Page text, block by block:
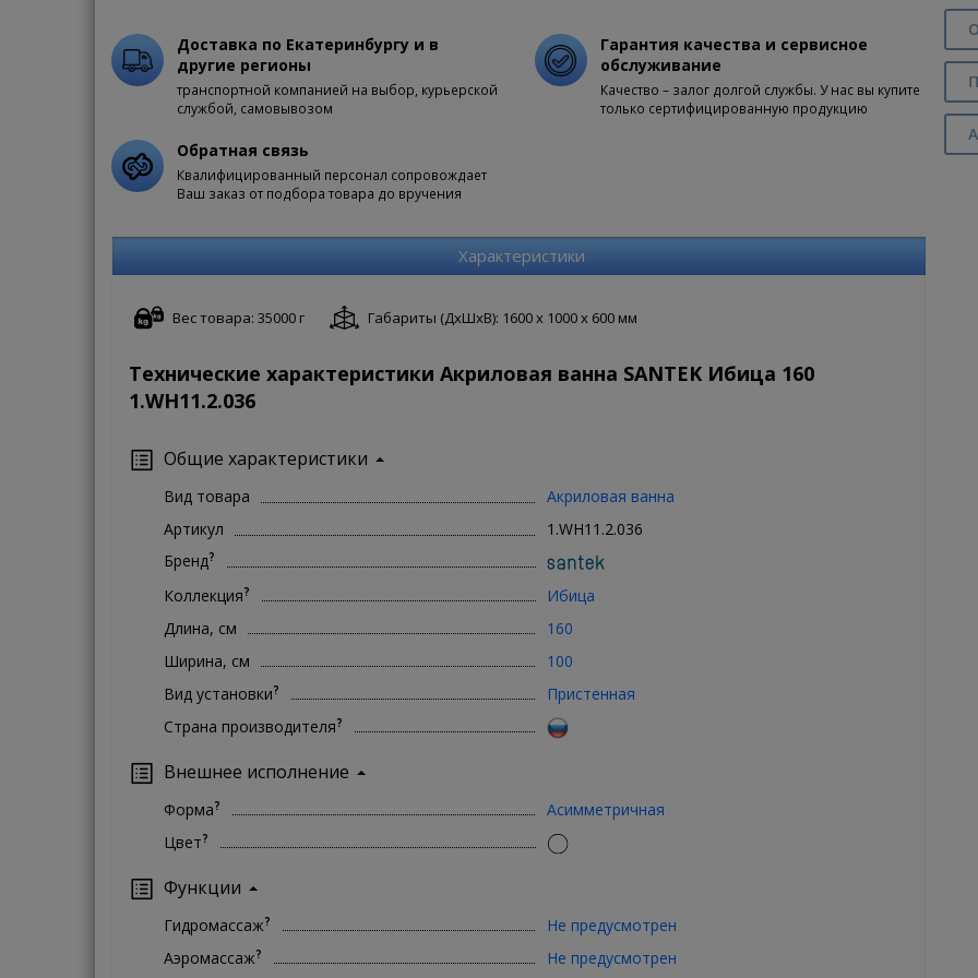
Доставка по Екатеринбургу и в
другие регионы
транспортной компанией на выбор, курьерской
службой, самовывозом
Гарантия качества и сервисное
обслуживание
Качество – залог долгой службы. У нас вы купите
только сертифицированную продукцию
Обратная связь
Квалифицированный персонал сопровождает
Ваш заказ от подбора товара до вручения
Характеристики
Вес товара: 35000 г Габариты (ДxШxВ): 1600 x 1000 x 600 мм
Технические характеристики Акриловая ванна SANTEK Ибица 160
1.WH11.2.036
Общие характеристики
Вид товара
Акриловая ванна
Артикул
1.WH11.2.036
Бренд?
Коллекция?
Ибица
Длина, см
160
Ширина, см
100
Вид установки?
Пристенная
Страна производителя?
Внешнее исполнение
Форма?
Асимметричная
Цвет?
Функции
Гидромассаж?
Не предусмотрен
Аэромассаж? Не предусмотрен